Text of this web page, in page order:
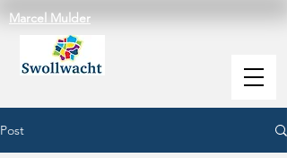
Marcel Mulder
Post